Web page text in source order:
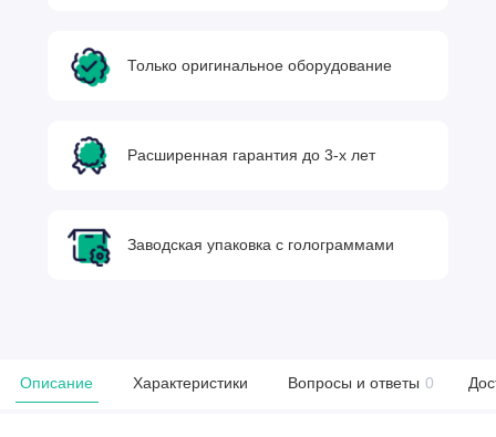
Только оригинальное оборудование
Расширенная гарантия до 3-х лет
Заводская упаковка с голограммами
Описание Характеристики Вопросы и ответы 0